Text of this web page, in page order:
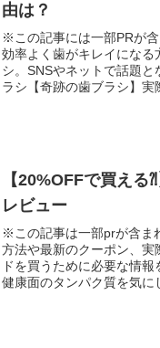
由は？
※この記事には一部PRが
効率よく歯がキレイになる
シ。SNSやネットで話題
ラシ【奇跡の歯ブラシ】
【20%OFFで買え
レビュー
※この記事は一部prが含ま
方法や最新のクーポン、実
ドを買うために必要な情
健康面のタンパク質を気